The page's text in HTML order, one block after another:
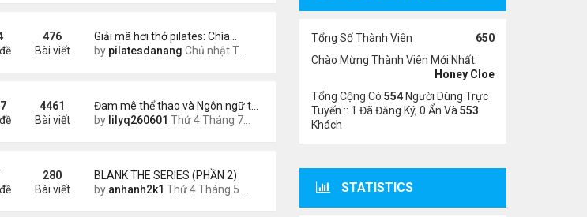
Giải mã hơi thở pilates: Chìa…
by pilatesdanang Chủ nhật Tháng 7 27, 2025 12:57 pm
476
Bài viết
Đam mê thể thao và Ngôn ngữ t…
by lilyq260601 Thứ 4 Tháng 7 22, 2026 7:13 pm
4461
Bài viết
BLANK THE SERIES (PHẦN 2)
by anhanh2k1 Thứ 4 Tháng 5 29, 2024 3:16 am
280
Bài viết
Tổng Số Thành Viên
650
Chào Mừng Thành Viên Mới Nhất:
Honey Cloe
Tổng Cộng Có 554Người Dùng Trực
Tuyến :: 1 Đã Đăng Ký, 0 Ẩn Và 553
Khách
STATISTICS